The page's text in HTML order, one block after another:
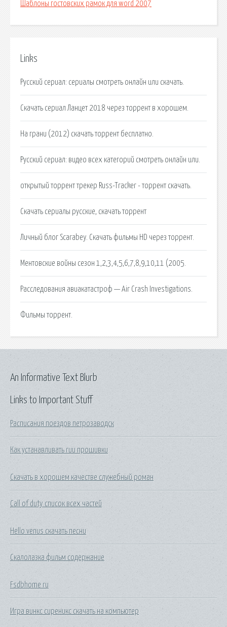
Шаблоны гостовских рамок для word 2007
Links
Русский сериал: сериалы смотреть онлайн или скачать.
Скачать сериал Ланцет 2018 через торрент в хорошем.
На грани (2012) скачать торрент бесплатно.
Русский сериал: видео всех категорий смотреть онлайн или.
открытый торрент трекер Russ-Tracker - торрент скачать.
Скачать сериалы русские, скачать торрент
Личный блог Scarabey. Скачать фильмы HD через торрент.
Ментовские войны сезон 1,2,3,4,5,6,7,8,9,10,11 (2005.
Расследования авиакатастроф — Air Crash Investigations.
Фильмы торрент.
Links to Important Stuff
Расписания поездов петрозаводск
Как устанавливать ruu прошивки
Скачать в хорошем качестве служебный роман
Call of duty список всех частей
Hello venus скачать песни
Скалолазка фильм содержание
Fsdbhome ru
Игра винкс сиреникс скачать на компьютер
An Informative Text Blurb